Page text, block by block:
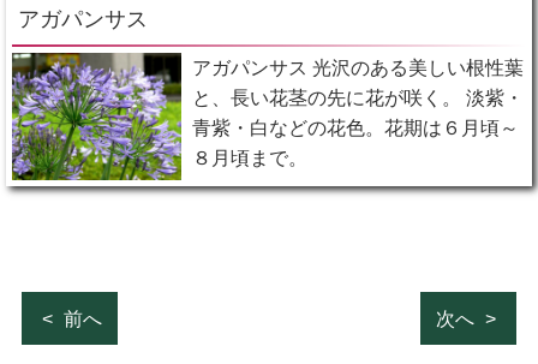
アガパンサス
アガパンサス 光沢のある美しい根性葉
と、長い花茎の先に花が咲く。 淡紫・
青紫・白などの花色。花期は６月頃～
８月頃まで。
前へ 次へ